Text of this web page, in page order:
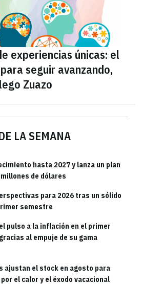
LA SEMANA
hasta 2027 y lanza un plan
de dólares
para 2026 tras un sólido
semestre
pulso a la inflación en el primer
al empuje de su gama
ajustan el stock en agosto para
el calor y el éxodo vacacional
experiencias únicas: el
seguir avanzando,
Zuazo